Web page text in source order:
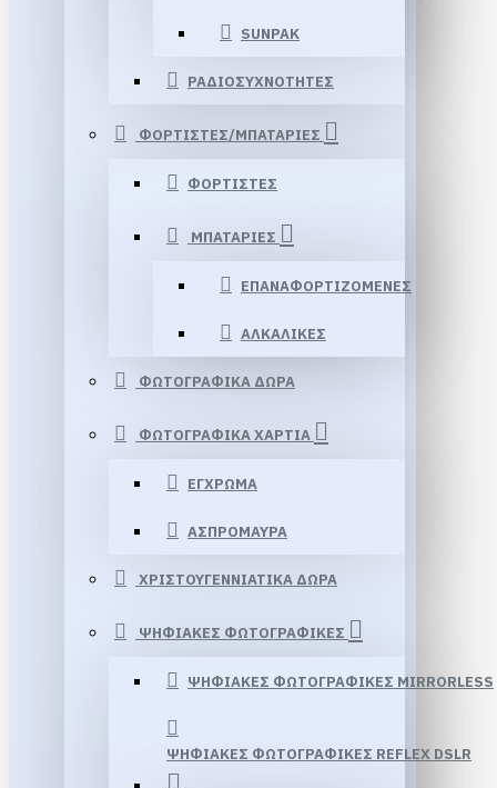
SUNPAK
ΡΑΔΙΟΣΥΧΝΟΤΗΤΕΣ
ΦΟΡΤΙΣΤΕΣ/ΜΠΑΤΑΡΙΕΣ
ΦΟΡΤΙΣΤΕΣ
ΜΠΑΤΑΡΙΕΣ
ΕΠΑΝΑΦΟΡΤΙΖΟΜΕΝΕΣ
ΑΛΚΑΛΙΚΕΣ
ΦΩΤΟΓΡΑΦΙΚΑ ΔΩΡΑ
ΦΩΤΟΓΡΑΦΙΚΑ ΧΑΡΤΙΑ
ΕΓΧΡΩΜΑ
ΑΣΠΡΟΜΑΥΡΑ
ΧΡΙΣΤΟΥΓΕΝΝΙΑΤΙΚΑ ΔΩΡΑ
ΨΗΦΙΑΚΕΣ ΦΩΤΟΓΡΑΦΙΚΕΣ
ΨΗΦΙΑΚΕΣ ΦΩΤΟΓΡΑΦΙΚΕΣ MIRRORLESS
ΨΗΦΙΑΚΕΣ ΦΩΤΟΓΡΑΦΙΚΕΣ REFLEX DSLR